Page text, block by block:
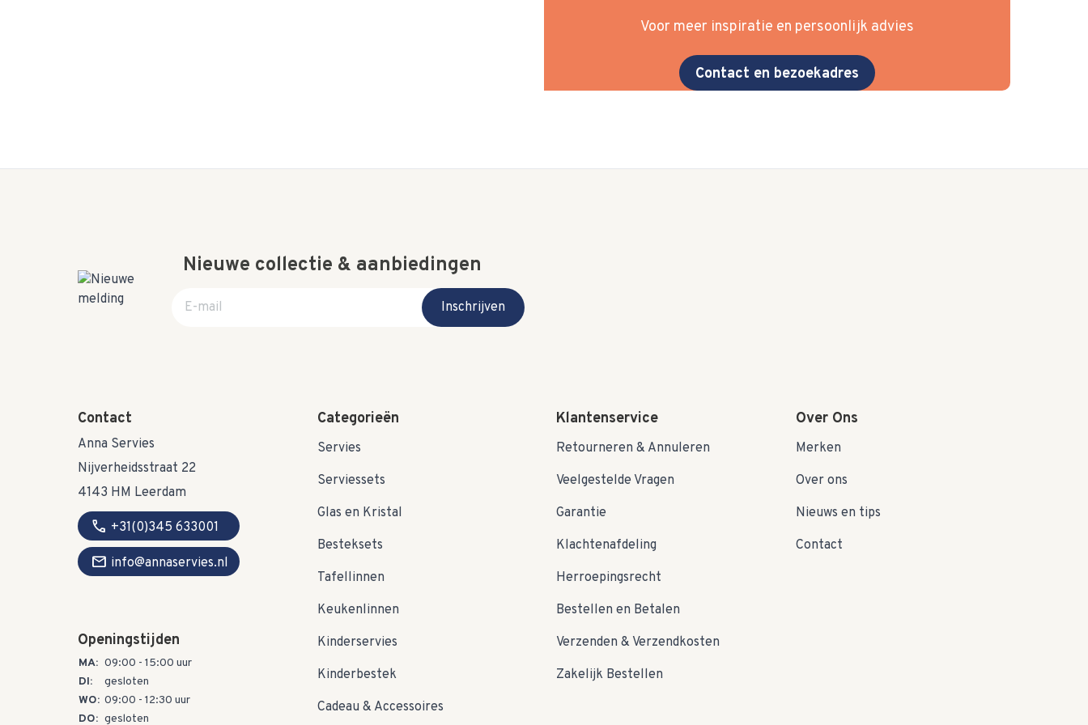
Voor meer inspiratie en persoonlijk advies
Contact en bezoekadres
Nieuwe collectie & aanbiedingen
E-mail adres
Inschrijven
Contact
Anna Servies
Nijverheidsstraat 22
4143 HM Leerdam
call +31(0)345 633001
mail info@annaservies.nl
Openingstijden
MA: 09:00 - 15:00 uur
DI:
gesloten
WO: 09:00 - 12:30 uur
DO: gesloten
Categorieën
Servies
Serviessets
Glas en Kristal
Besteksets
Tafellinnen
Keukenlinnen
Kinderservies
Kinderbestek
Cadeau & Accessoires
Klantenservice
Retourneren & Annuleren
Veelgestelde Vragen
Garantie
Klachtenafdeling
Herroepingsrecht
Bestellen en Betalen
Verzenden & Verzendkosten
Zakelijk Bestellen
Over Ons
Merken
Over ons
Nieuws en tips
Contact